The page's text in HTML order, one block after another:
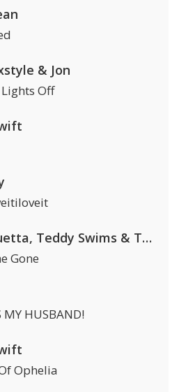
& Jon
Off
David Guetta, Teddy Swims & Tones And I
Gone
MY HUSBAND!
Ophelia